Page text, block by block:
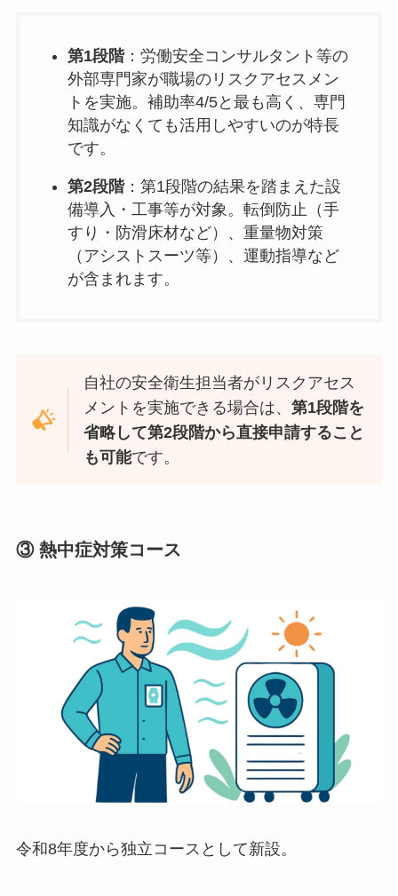
第1段階：労働安全コンサルタント等の
外部専門家が職場のリスクアセスメン
トを実施。補助率4/5と最も高く、専門
知識がなくても活用しやすいのが特長
です。
第2段階：第1段階の結果を踏まえた設
備導入・工事等が対象。転倒防止（手
すり・防滑床材など）、重量物対策
（アシストスーツ等）、運動指導など
が含まれます。
自社の安全衛生担当者がリスクアセス
メントを実施できる場合は、第1段階を
省略して第2段階から直接申請すること
も可能です。
③ 熱中症対策コース
令和8年度から独立コースとして新設。